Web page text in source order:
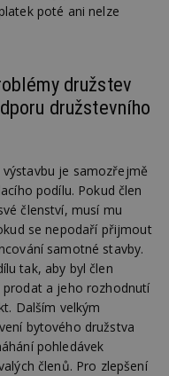
poté ani nelze
družstev
družstevního
je samozřejmě
podílu. Pokud člen
členství, musí mu
se nepodaří přijmout
samotné stavby.
tak, aby byl člen
a jeho rozhodnutí
Dalším velkým
bytového družstva
pohledávek
členů. Pro zlepšení